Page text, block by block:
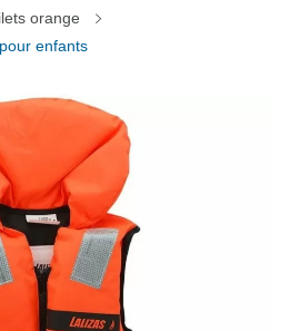
orange
enfants